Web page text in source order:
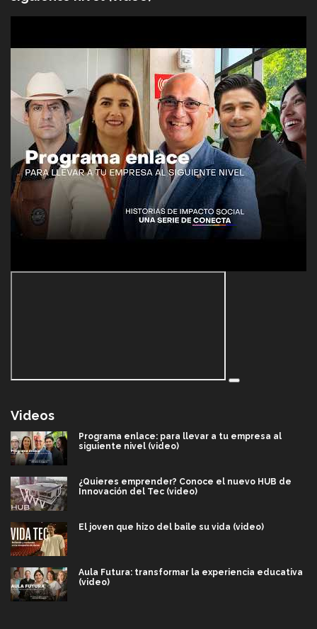
Videos
Programa enlace: para llevar a tu empresa al
siguiente nivel (video)
¿Quieres emprender? Conoce el nuevo HUB de
Innovación del Tec (video)
El joven que hizo del baile su vida (video)
Aula Futura: transformar la experiencia educativa
(video)